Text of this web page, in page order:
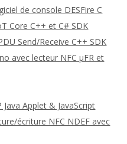
de console DESFire C
Core C++ et C# SDK
Send/Receive C++ SDK
avec lecteur NFC μFR et
Java Applet & JavaScript
écriture NFC NDEF avec